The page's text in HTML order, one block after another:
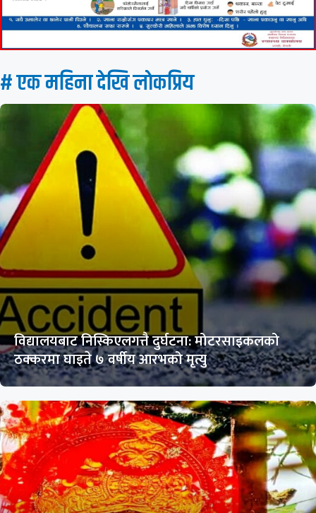
# एक महिना देखि लाेकप्रिय
विद्यालयबाट निस्किएलगत्तै दुर्घटना: मोटरसाइकलको
ठक्करमा घाइते ७ वर्षीय आरभको मृत्यु